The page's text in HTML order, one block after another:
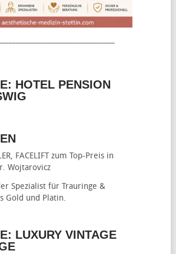
HOTEL PENSION
FACELIFTzum Top-Preis in
Wojtarovicz
Spezialist für Trauringe &
Gold und Platin.
LUXURY VINTAGE